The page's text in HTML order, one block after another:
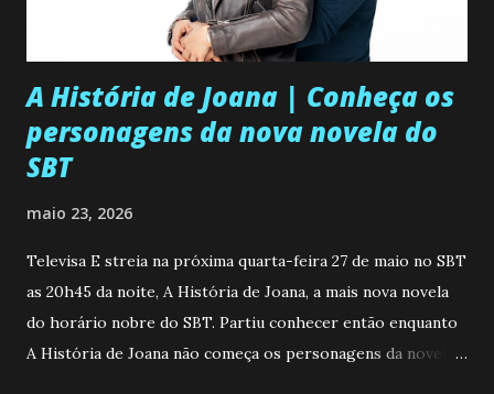
A História de Joana | Conheça os
personagens da nova novela do
SBT
maio 23, 2026
Televisa E streia na próxima quarta-feira 27 de maio no SBT
as 20h45 da noite, A História de Joana, a mais nova novela
do horário nobre do SBT. Partiu conhecer então enquanto
A História de Joana não começa os personagens da novela?